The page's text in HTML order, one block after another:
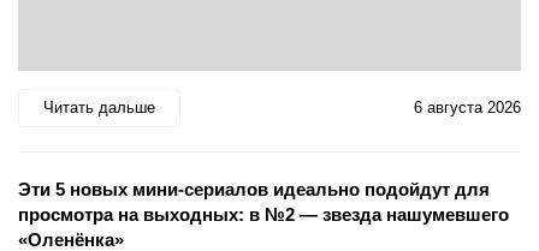
Читать дальше 6 августа 2026
Эти 5 новых мини-сериалов идеально подойдут для
просмотра на выходных: в №2 — звезда нашумевшего
«Оленёнка»